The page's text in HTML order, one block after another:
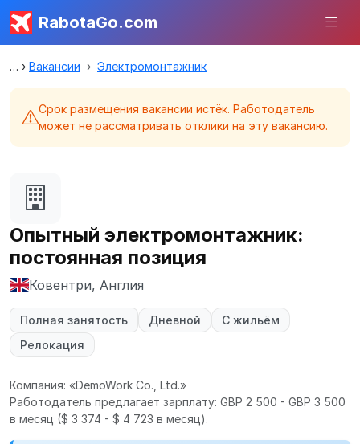
RabotaGo.com
Вакансии Электромонтажник
Срок размещения вакансии истёк. Работодатель
может не рассматривать отклики на эту вакансию.
Опытный электромонтажник:
постоянная позиция
Ковентри, Англия
Полная занятость Дневной
С жильём
Релокация
Компания: «DemoWork Co., Ltd.»
Работодатель предлагает зарплату: GBP 2 500 - GBP 3 500
в месяц ($ 3 374 - $ 4 723 в месяц).